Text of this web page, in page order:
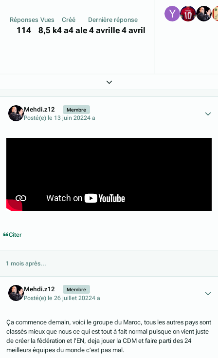
Réponses
114
Vues
8,5 k
Créé
4 a4 a
Dernière réponse
le 4 avrille 4 avril
Expand topic overview
Mehdi.z12 Membre
Posté(e) le 13 juin 20224 a
Citer
1 mois après...
Mehdi.z12 Membre
Posté(e) le 26 juillet 20224 a
Ça commence demain, voici le groupe du Maroc, tous les autres pays sont
classés mieux que nous ce qui est tout à fait normal puisque on vient juste
de créer la fédération et l'EN, deja jouer la CDM et faire parti des 24
meilleurs équipes du monde c'est pas mal.